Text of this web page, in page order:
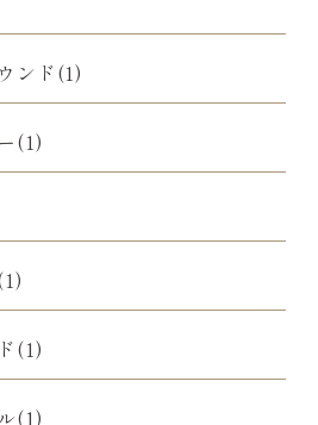
ンド(1)
(1)
(1)
(1)